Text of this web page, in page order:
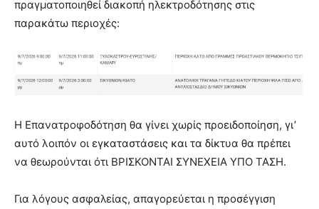
πραγματοποιηθεί διακοπή ηλεκτροδότησης στις
παρακάτω περιοχές:
Η Επανατροφοδότηση θα γίνει χωρίς προειδοποίηση, γι’
αυτό λοιπόν οι εγκαταστάσεις και τα δίκτυα θα πρέπει
να θεωρούνται ότι ΒΡΙΣΚΟΝΤΑΙ ΣΥΝΕΧΕΙΑ ΥΠΟ ΤΑΣΗ.
Για λόγους ασφαλείας, απαγορεύεται η προσέγγιση